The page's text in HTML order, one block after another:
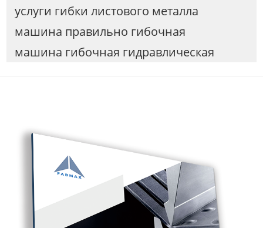
услуги гибки листового металла
машина правильно гибочная
машина гибочная гидравлическая